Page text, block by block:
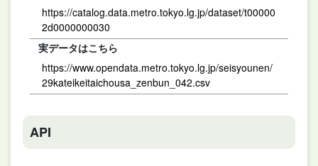
https://catalog.data.metro.tokyo.lg.jp/dataset/t00000
2d0000000030
実データはこちら
https://www.opendata.metro.tokyo.lg.jp/seisyounen/
29kateikeitaichousa_zenbun_042.csv
API